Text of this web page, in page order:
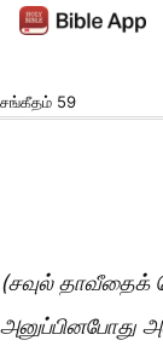
சங்கீதம் 59
(சவுல்
அனுப்பினபோது